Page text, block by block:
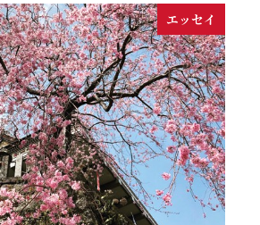
エッセイ